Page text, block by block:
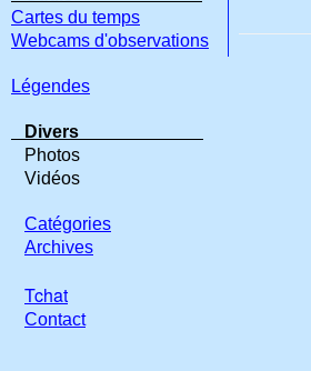
Cartes du temps
Webcams d'observations
Légendes
Divers
Photos
Vidéos
Catégories
Archives
Tchat
Contact